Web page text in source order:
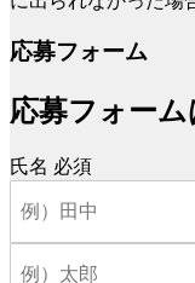
応募フォーム
応募フォー
氏名 必須